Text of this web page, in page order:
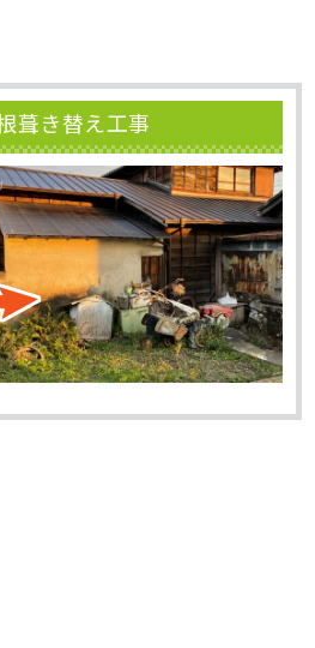
葺き替え工事